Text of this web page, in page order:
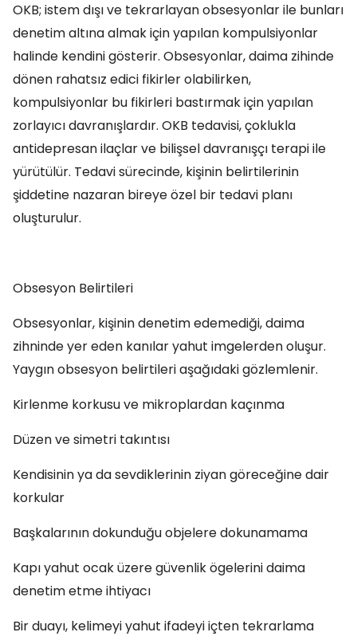
OKB; istem dışı ve tekrarlayan obsesyonlar ile bunları
denetim altına almak için yapılan kompulsiyonlar
halinde kendini gösterir. Obsesyonlar, daima zihinde
dönen rahatsız edici fikirler olabilirken,
kompulsiyonlar bu fikirleri bastırmak için yapılan
zorlayıcı davranışlardır. OKB tedavisi, çoklukla
antidepresan ilaçlar ve bilişsel davranışçı terapi ile
yürütülür. Tedavi sürecinde, kişinin belirtilerinin
şiddetine nazaran bireye özel bir tedavi planı
oluşturulur.
Obsesyon Belirtileri
Obsesyonlar, kişinin denetim edemediği, daima
zihninde yer eden kanılar yahut imgelerden oluşur.
Yaygın obsesyon belirtileri aşağıdaki gözlemlenir.
Kirlenme korkusu ve mikroplardan kaçınma
Düzen ve simetri takıntısı
Kendisinin ya da sevdiklerinin ziyan göreceğine dair
korkular
Başkalarının dokunduğu objelere dokunamama
Kapı yahut ocak üzere güvenlik ögelerini daima
denetim etme ihtiyacı
Bir duayı, kelimeyi yahut ifadeyi içten tekrarlama